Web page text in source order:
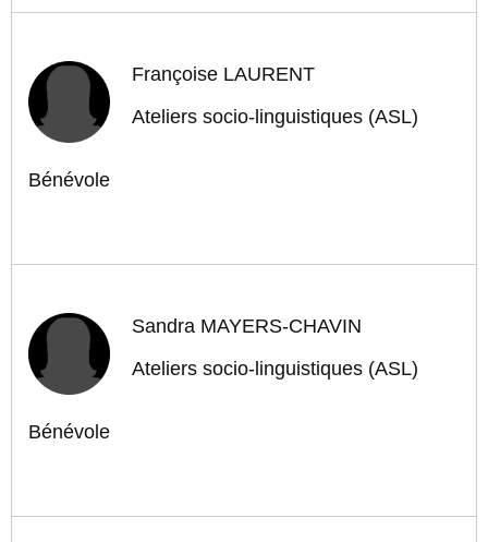
Françoise LAURENT
Ateliers socio-linguistiques (ASL)
Bénévole
Sandra MAYERS-CHAVIN
Ateliers socio-linguistiques (ASL)
Bénévole